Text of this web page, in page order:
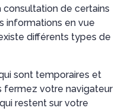
consultation de certains
informations en vue
différents types de
sont temporaires et
fermez votre navigateur
restent sur votre